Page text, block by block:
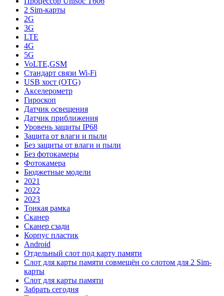
2 Sim-карты
2G
3G
LTE
4G
5G
VoLTE,GSM
Стандарт связи Wi-Fi
USB хост (OTG)
Акселерометр
Гироскоп
Датчик освещения
Датчик приближения
Уровень защиты IP68
Защита от влаги и пыли
Без защиты от влаги и пыли
Без фотокамеры
Фотокамера
Бюджетные модели
2021
2022
2023
Тонкая рамка
Сканер
Сканер сзади
Корпус пластик
Android
Отдельный слот под карту памяти
Слот для карты памяти совмещён со слотом для 2 Sim-
карты
Слот для карты памяти
Забрать сегодня